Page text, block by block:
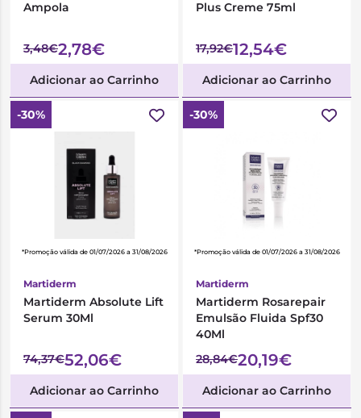
Ampola
3,48€2,78€
Adicionar ao Carrinho
Plus Creme 75ml
17,92€12,54€
Adicionar ao Carrinho
-30%
*Promoção válida de 01/07/2026 a 31/08/2026
Martiderm
Martiderm Absolute Lift
Serum 30Ml
74,37€52,06€
Adicionar ao Carrinho
-30%
*Promoção válida de 01/07/2026 a 31/08/2026
Martiderm
Martiderm Rosarepair
Emulsão Fluida Spf30
40Ml
28,84€20,19€
Adicionar ao Carrinho